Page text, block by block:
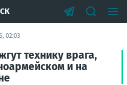
02:03
технику врага,
и на